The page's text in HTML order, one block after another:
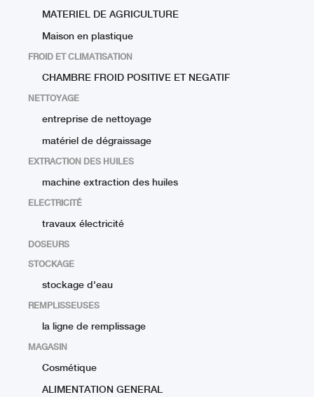
MATERIEL DE AGRICULTURE
Maison en plastique
FROID ET CLIMATISATION
CHAMBRE FROID POSITIVE ET NEGATIF
NETTOYAGE
entreprise de nettoyage
matériel de dégraissage
EXTRACTION DES HUILES
machine extraction des huiles
ELECTRICITÉ
travaux électricité
DOSEURS
STOCKAGE
stockage d'eau
REMPLISSEUSES
la ligne de remplissage
MAGASIN
Cosmétique
ALIMENTATION GENERAL